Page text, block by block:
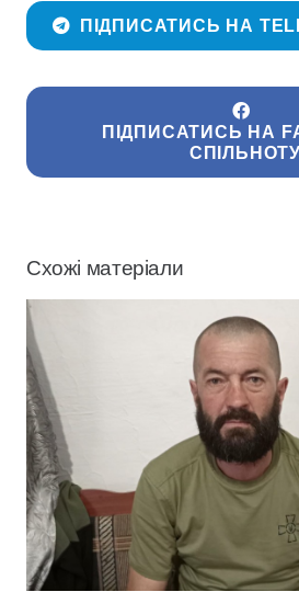
ПІДПИСАТИСЬ НА
ПІДПИСАТИСЬ НА
СПІЛЬНОТУ
Схожі матеріали